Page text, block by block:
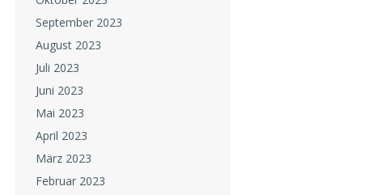
September 2023
August 2023
Juli 2023
Juni 2023
Mai 2023
April 2023
März 2023
Februar 2023